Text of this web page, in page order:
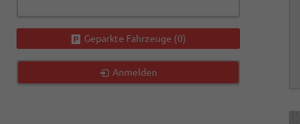
Geparkte Fahrzeuge (0)
Anmelden